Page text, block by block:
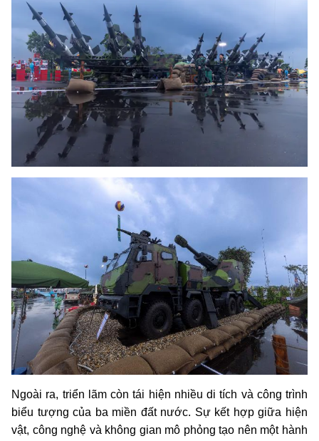
Ngoài ra, triển lãm còn tái hiện nhiều di tích và công trình
biểu tượng của ba miền đất nước. Sự kết hợp giữa hiện
vật, công nghệ và không gian mô phỏng tạo nên một hành